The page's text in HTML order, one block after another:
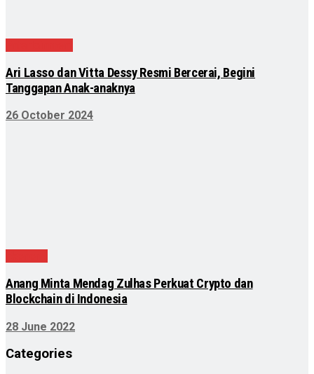
Ari Lasso dan Vitta Dessy Resmi Bercerai, Begini
Tanggapan Anak-anaknya
26 October 2024
Anang Minta Mendag Zulhas Perkuat Crypto dan
Blockchain di Indonesia
28 June 2022
Categories